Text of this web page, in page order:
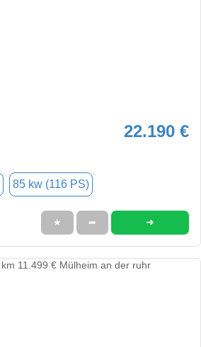
22.190 €
85 kw (116 PS)
★ ➦ ➜